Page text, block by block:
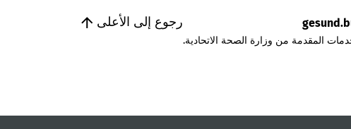
رجوع إلى الأعلى
المقدمة من وزارة الصحة الاتحادية.